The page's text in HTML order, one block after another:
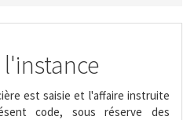
l'instance
est saisie et l'affaire instruite
code, sous réserve des